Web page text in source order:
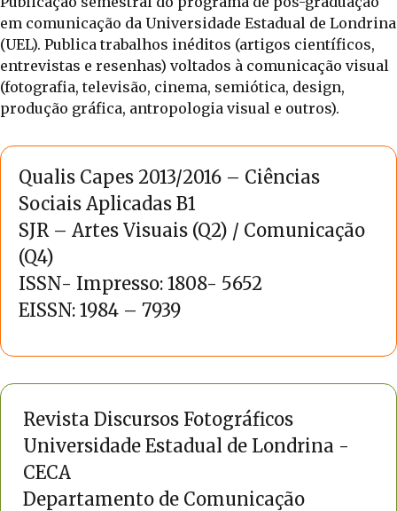
em comunicação da Universidade Estadual de Londrina
(UEL). Publica trabalhos inéditos (artigos científicos,
entrevistas e resenhas) voltados à comunicação visual
(fotografia, televisão, cinema, semiótica, design,
produção gráfica, antropologia visual e outros).
Qualis Capes 2013/2016 – Ciências
Sociais Aplicadas B1
SJR – Artes Visuais (Q2) / Comunicação
(Q4)
ISSN- Impresso: 1808- 5652
EISSN: 1984 – 7939
Revista Discursos Fotográficos
Universidade Estadual de Londrina -
CECA
Departamento de Comunicação